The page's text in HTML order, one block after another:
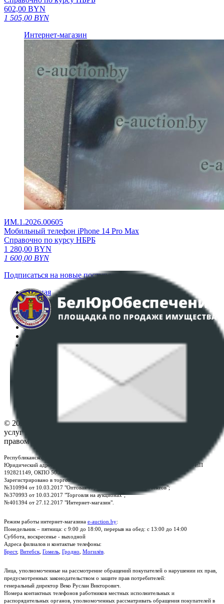
602,00 BYN
1 505,00 BYN
Интернет-магазин
ИМ.1.2026.00605
Мобильный телефон iPhone 14 Pro Max
Справочно по курсу НБРБ
1 280,00 BYN
1 600,00 BYN
Подписаться на новые поступления
Главная
Аукционы
Интернет-магазин
Регламент организации и проведения торгов
Политика в отношении обработки персональных
ПОЛОЖЕНИЕ О ПОЛИТИКЕ ОБРАБОТКИ COOKIE-
Настройки cookie-файлов
© 2026 Республиканское унитарное предприятие по оказанию
услуг "БелЮрОбеспечение" - Все права защищены авторским
правом
Республиканское унитарное предприятие по оказанию услуг "БелЮрОбеспечение"
Юридический адрес: г. Минск, пр-т. Дзержинского, 1Б, e-mail:
, УНП
192821149, ОКПО 500111895000
Зарегистрировано в торговом реестре Республики Беларусь:
№310994 от 10.03.2017 "Оптовая торговля без торговых объектов";
№370993 от 10.03.2017 "Торговля на аукционах";
№401394 от 27.12.2017 "Интернет-магазин".
Режим работы интернет-магазина e-auction.by:
Понедельник – пятница: с 9:00 до 18:00, перерыв на обед: с 13:00 до 14:00
Суббота, воскресенье - выходной
Адреса филиалов и контактые телефоны:
Брест, Витебск Гомель Гродно Могилёв
Лица, уполномоченные на рассмотрение обращений покупателей о нарушении их прав,
предусмотренных законодательством о защите прав потребителей:
генеральный директор Веко Руслан Викторович.
Номера контактных телефонов работников местных исполнительных и
распорядительных органов, уполномоченных рассматривать обращения покупателей в